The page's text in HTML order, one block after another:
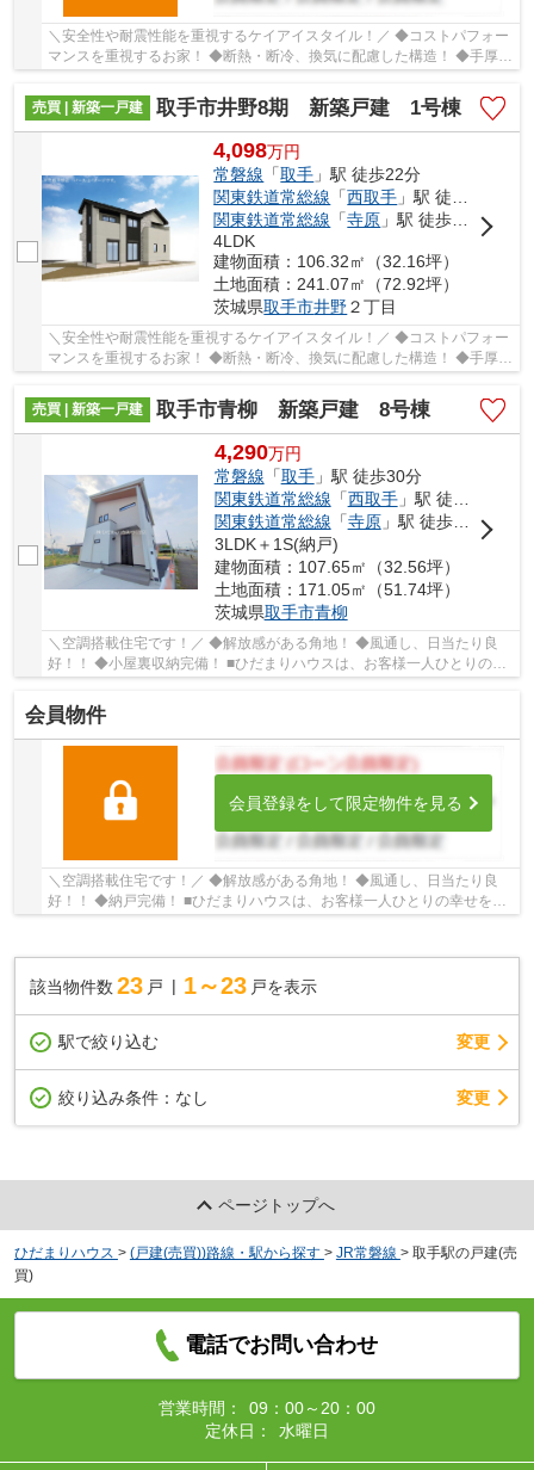
＼安全性や耐震性能を重視するケイアイスタイル！／ ◆コストパフォー
マンスを重視するお家！ ◆断熱・断冷、換気に配慮した構造！ ◆手厚い
売買 | 新築一戸建
取手市井野8期 新築戸建 1号棟
4,098万円
常磐線 「取手 」駅 徒歩22分
関東鉄道常総線 「西取手 」駅 徒歩34分
関東鉄道常総線 「寺原 」駅 徒歩43分
4LDK
建物面積：106.32㎡（32.16坪）
土地面積：241.07㎡（72.92坪）
茨城県取手市井野２丁目
＼安全性や耐震性能を重視するケイアイスタイル！／ ◆コストパフォー
マンスを重視するお家！ ◆断熱・断冷、換気に配慮した構造！ ◆手厚い
売買 | 新築一戸建
取手市青柳 新築戸建 8号棟
4,290万円
常磐線 「取手」駅 徒歩30分
関東鉄道常総線 「西取手」駅 徒歩40分
関東鉄道常総線 「寺原」駅 徒歩42分
3LDK＋1S(納戸)
建物面積：107.65㎡（32.56坪）
土地面積：171.05㎡（51.74坪）
茨城県取手市青柳
＼空調搭載住宅です！／ ◆解放感がある角地！ ◆風通し、日当たり良
好！！ ◆小屋裏収納完備！ ■ひだまりハウスは、お客様一人ひとりの幸
会員物件
会員登録をして限定物件を見る
＼空調搭載住宅です！／ ◆解放感がある角地！ ◆風通し、日当たり良
好！！ ◆納戸完備！ ■ひだまりハウスは、お客様一人ひとりの幸せを描
くマイホームを叶えるために、数多くの物件を...
該当物件数 23 戸 1～23 戸を表示
駅で絞り込む 変更
絞り込み条件： なし 変更
ページトップへ
ひだまりハウス > (戸建(売買))路線・駅から探す > JR常磐線 > 取手駅の戸建(売
買)
電話でお問い合わせ
営業時間：
09：00～20：00
定休日：
水曜日